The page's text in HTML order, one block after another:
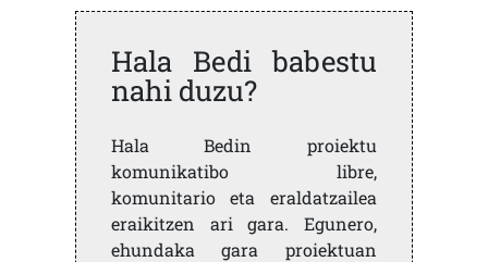
Hala Bedi babestu
nahi duzu?
Hala Bedin proiektu
komunikatibo libre,
komunitario eta eraldatzailea
eraikitzen ari gara. Egunero,
ehundaka gara proiektuan